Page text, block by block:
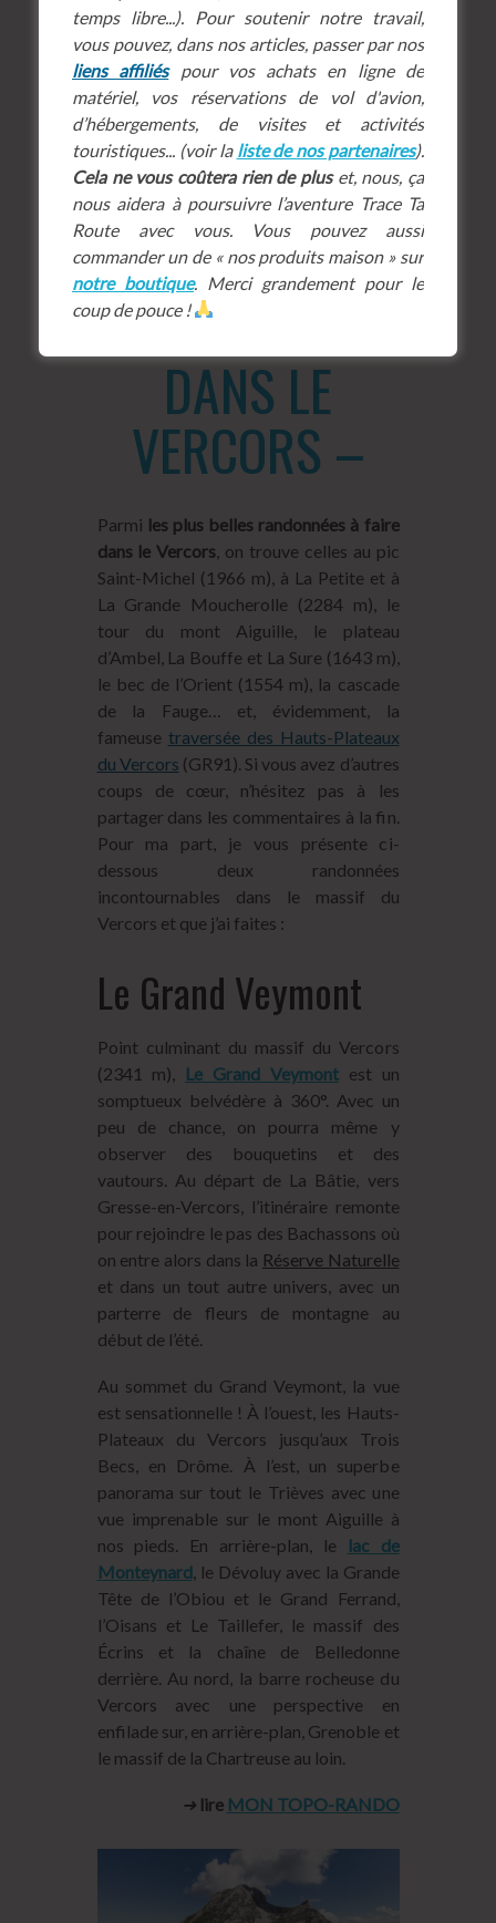
le lac souterrain de la grotte de
Choranche © L’Oeil d’Édouard
/
– RANDONNER
DANS LE
VERCORS –
Parmi les plus belles randonnées à faire
dans le Vercors , on trouve celles au pic
Saint-Michel (1966 m), à La Petite et à
La Grande Moucherolle (2284 m), le
tour du mont Aiguille, le plateau
d’Ambel, La Bouffe et La Sure (1643 m),
le bec de l’Orient (1554 m), la cascade
de la Fauge… et, évidemment, la
fameuse traversée des Hauts-Plateaux
du Vercors (GR91). Si vous avez d’autres
coups de cœur, n’hésitez pas à les
partager dans les commentaires à la fin.
Pour ma part, je vous présente ci-
dessous deux randonnées
incontournables dans le massif du
Vercors et que j’ai faites :
Le Grand Veymont
Point culminant du massif du Vercors
(2341 m), Le Grand Veymontest un
somptueux belvédère à 360°. Avec un
peu de chance, on pourra même y
observer des bouquetins et des
vautours. Au départ de La Bâtie, vers
Gresse-en-Vercors, l’itinéraire remonte
pour rejoindre le pas des Bachassons où
on entre alors dans la Réserve Naturelle
et dans un tout autre univers, avec un
parterre de fleurs de montagne au
début de l’été.
Au sommet du Grand Veymont, la vue
est sensationnelle ! À l’ouest, les Hauts-
Plateaux du Vercors jusqu’aux Trois
Becs, en Drôme. À l’est, un superbe
panorama sur tout le Trièves avec une
vue imprenable sur le mont Aiguille à
nos pieds. En arrière-plan, le
lac de
Monteynard, le Dévoluy avec la Grande
Tête de l’Obiou et le Grand Ferrand,
l’Oisans et Le Taillefer, le massif des
Écrins et la chaîne de Belledonne
derrière. Au nord, la barre rocheuse du
Vercors avec une perspective en
enfilade sur, en arrière-plan, Grenoble et
le massif de la Chartreuse au loin.
➜ lire MON TOPO-RANDO
temps libre...). Pour soutenir notre travail,
vous pouvez, dans nos articles, passer par nos
liens affiliéspour vos achats en ligne de
matériel, vos réservations de vol d'avion,
d’hébergements, de visites et activités
touristiques... (voir la liste de nos partenaires).
Cela ne vous coûtera rien de pluset, nous, ça
nous aidera à poursuivre l’aventure Trace Ta
Route avec vous. Vous pouvez aussi
commander un de « nos produits maison » sur
notre boutique. Merci grandement pour le
coup de pouce !